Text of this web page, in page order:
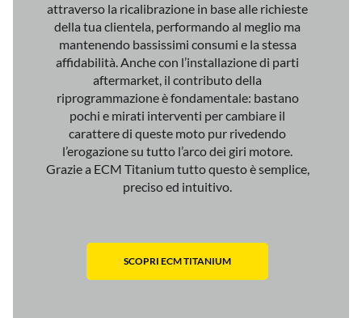
attraverso la ricalibrazione in base alle richieste
della tua clientela, performando al meglio ma
mantenendo bassissimi consumi e la stessa
affidabilità. Anche con l’installazione di parti
aftermarket, il contributo della
riprogrammazione è fondamentale: bastano
pochi e mirati interventi per cambiare il
carattere di queste moto pur rivedendo
l’erogazione su tutto l’arco dei giri motore.
Grazie a ECM Titanium tutto questo è semplice,
preciso ed intuitivo.
SCOPRI ECM TITANIUM